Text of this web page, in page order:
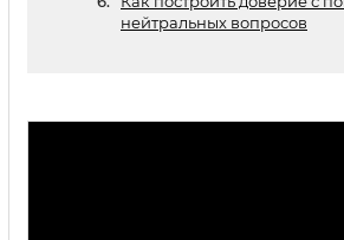
нейтральных вопросов